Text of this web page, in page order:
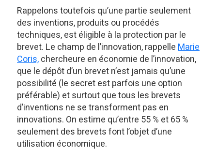
Rappelons toutefois qu’une partie seulement
des inventions, produits ou procédés
techniques, est éligible à la protection par le
brevet. Le champ de l’innovation, rappelleMarie
Coris,chercheure en économie de l’innovation,
que le dépôt d’un brevet n’est jamais qu’une
possibilité (le secret est parfois une option
préférable) et surtout que tous les brevets
d’inventions ne se transforment pas en
innovations. On estime qu’entre 55 % et 65 %
seulement des brevets font l’objet d’une
utilisation économique.